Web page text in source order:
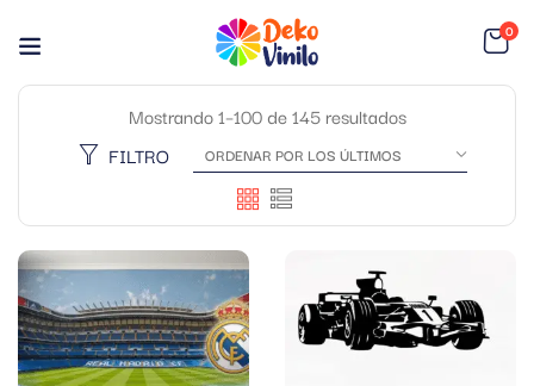
0
Mostrando 1–100 de 145 resultados
FILTRO